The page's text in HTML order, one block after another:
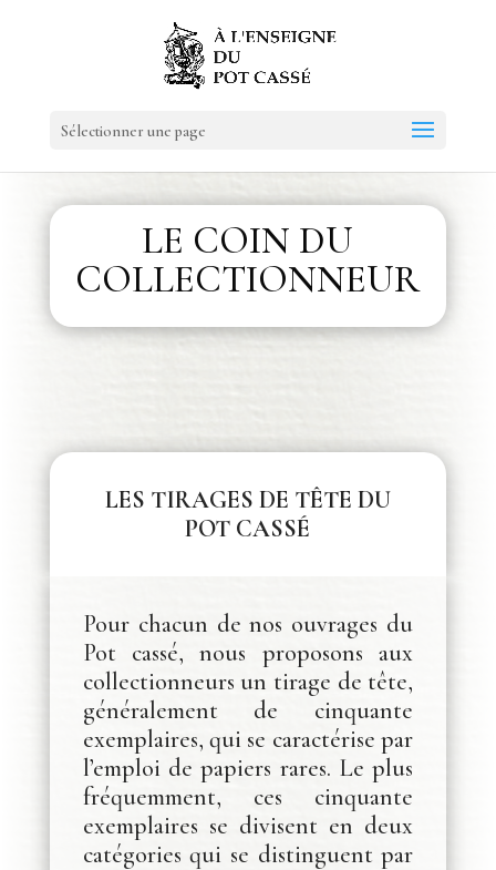
Sélectionner une page
LE COIN DU
COLLECTIONNEUR
LES TIRAGES DE TÊTE DU
POT CASSÉ
Pour chacun de nos ouvrages du
Pot cassé, nous proposons aux
collectionneurs un tirage de tête,
généralement de cinquante
exemplaires, qui se caractérise par
l’emploi de papiers rares. Le plus
fréquemment, ces cinquante
exemplaires se divisent en deux
catégories qui se distinguent par